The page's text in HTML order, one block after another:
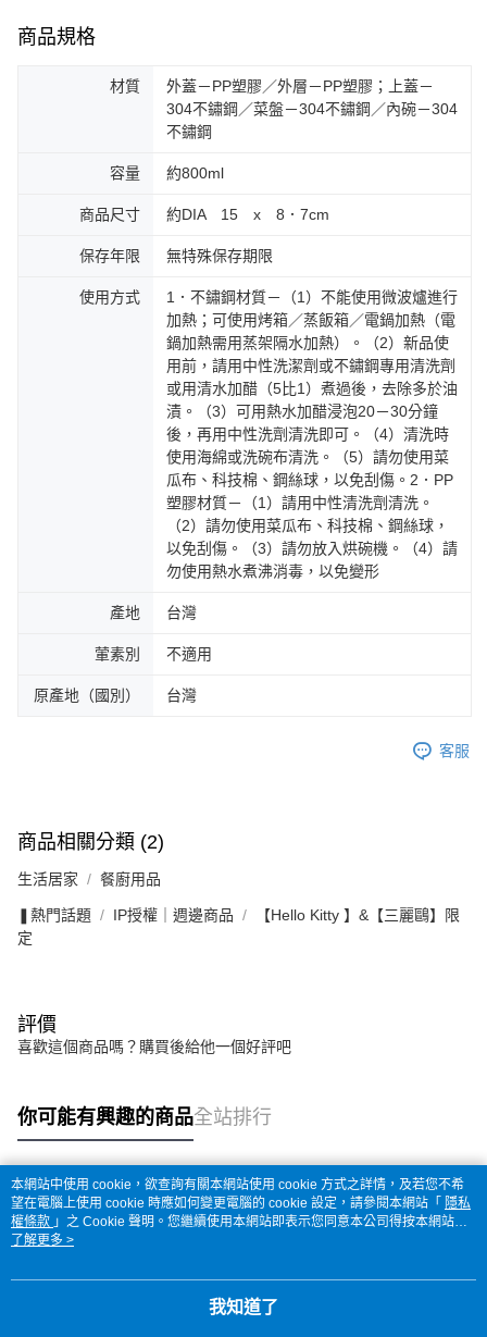
商品規格
材質
外蓋－PP塑膠／外層－PP塑膠；上蓋－
304不鏽鋼／菜盤－304不鏽鋼／內碗－304
不鏽鋼
容量 約800ml
商品尺寸 約DIA 15 x 8．7cm
保存年限 無特殊保存期限
使用方式
1．不鏽鋼材質－（1）不能使用微波爐進行
加熱；可使用烤箱／蒸飯箱／電鍋加熱（電
鍋加熱需用蒸架隔水加熱）。（2）新品使
用前，請用中性洗潔劑或不鏽鋼專用清洗劑
或用清水加醋（5比1）煮過後，去除多於油
漬。（3）可用熱水加醋浸泡20－30分鐘
後，再用中性洗劑清洗即可。（4）清洗時
使用海綿或洗碗布清洗。（5）請勿使用菜
瓜布、科技棉、鋼絲球，以免刮傷。2．PP
塑膠材質－（1）請用中性清洗劑清洗。
（2）請勿使用菜瓜布、科技棉、鋼絲球，
以免刮傷。（3）請勿放入烘碗機。（4）請
勿使用熱水煮沸消毒，以免變形
產地 台灣
葷素別 不適用
原產地（國別） 台灣
客服
商品相關分類 (2)
生活居家 餐廚用品
❚熱門話題 IP授權｜週邊商品
【Hello Kitty 】&【三麗鷗】限
定
評價
喜歡這個商品嗎？購買後給他一個好評吧
你可能有興趣的商品全站排行
熱門標籤
本網站中使用 cookie，欲查詢有關本網站使用 cookie 方式之詳情，及若您不希
望在電腦上使用 cookie 時應如何變更電腦的 cookie 設定，請參閱本網站「 隱私
權條款 」之 Cookie 聲明。您繼續使用本網站即表示您同意本公司得按本網站使
用條款之 Cookie 聲明使用 cookie。
了解更多 >
我知道了